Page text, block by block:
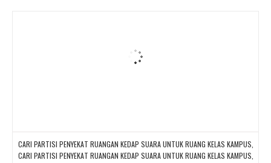
CARI PARTISI PENYEKAT RUANGAN KEDAP SUARA UNTUK RUANG KELAS KAMPUS,
CARI PARTISI PENYEKAT RUANGAN KEDAP SUARA UNTUK RUANG KELAS KAMPUS,